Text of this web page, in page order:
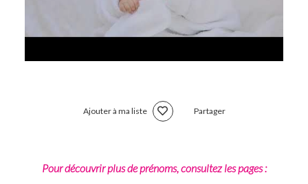
Ajouter à ma liste Partager
Pour découvrir plus de prénoms, consultez les pages :